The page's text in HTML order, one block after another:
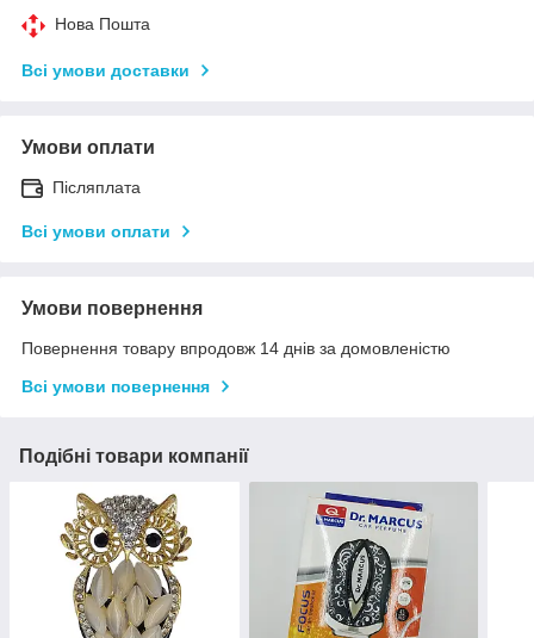
Нова Пошта
Всі умови доставки
Умови оплати
Післяплата
Всі умови оплати
Умови повернення
Повернення товару впродовж 14 днів за домовленістю
Всі умови повернення
Подібні товари компанії